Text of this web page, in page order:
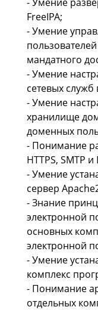
FreeIPA;
- Умение
мандатного
- Умение
сетевых служб
- Умение
хранилище
доменных
- Понимание
HTTPS, SMTP и
- Умение
сервер
- Знание
электронной
основных
электронной
- Умение
комплекс
- Понимание
отдельных